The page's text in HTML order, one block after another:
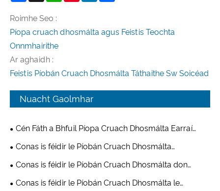
Roimhe Seo :
Píopa cruach dhosmálta agus Feistis Teochta
Onnmhairithe
Ar aghaidh :
Feistis Píobán Cruach Dhosmálta Táthaithe Sw Soicéad
Nuacht Gaolmhar
Cén Fáth a Bhfuil Píopa Cruach Dhosmálta Earraí
Cistine ag Teacht ar an Ábhar Roghnaithe le haghaidh
Conas is féidir le Píobán Cruach Dhosmálta
Frithsheasmhach in aghaidh Creimeadh Do Threalamh
Fheabhsú
Conas is féidir le Píobán Cruach Dhosmálta don
Tionscal Ceimiceach Sábháilteacht agus Éifeachtúlacht
Conas is féidir le Píobán Cruach Dhosmálta le